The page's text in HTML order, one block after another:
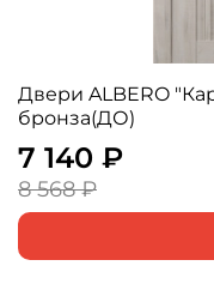
Двери ALBERO "Каролина" Кремовый/Мателюкс
бронза(ДО)
7 140 ₽
8 568 ₽